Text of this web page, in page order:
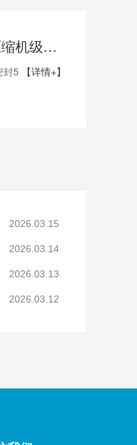
鑫钻小知识 | 离心式压缩机级间密封5
封5 【详情+】
2026.03.15
2026.03.14
2026.03.13
2026.03.12